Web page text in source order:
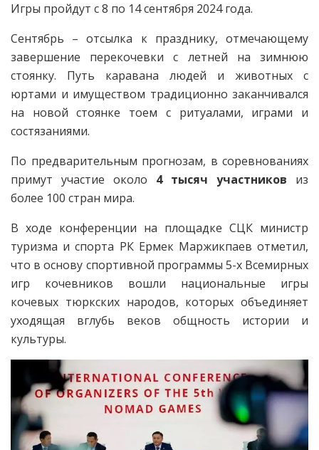
Игры пройдут с 8 по 14 сентября 2024 года.
Сентябрь – отсылка к празднику, отмечающему
завершение перекочевки с летней на зимнюю
стоянку. Путь каравана людей и животных с
юртами и имуществом традиционно заканчивался
на новой стоянке тоем с ритуалами, играми и
состязаниями.
По предварительным прогнозам, в соревнованиях
примут участие около 4 тысяч участников из
более 100 стран мира.
В ходе конференции на площадке СЦК министр
туризма и спорта РК Ермек Маржикпаев отметил,
что в основу спортивной программы 5-х Всемирных
игр кочевников вошли национальные игры
кочевых тюркских народов, которых объединяет
уходящая вглубь веков общность истории и
культуры.